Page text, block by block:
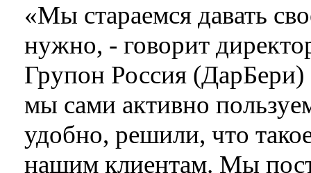
«Мы стараемся давать
нужно, - говорит
Групон Россия
мы сами активно
удобно, решили, что
нашим клиентам. Мы